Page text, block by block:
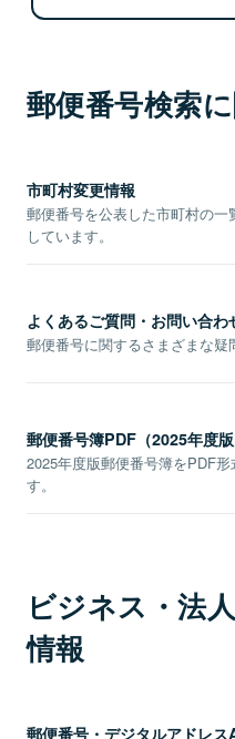
郵便番号検索
市町村変更情報
郵便番号を公表した市町村の
しています。
よくあるご質問・お問い合わ
郵便番号に関するさまざまな疑
郵便番号簿PDF（2025年度版
2025年度版郵便番号簿をPDF
す。
ビジネス・法
情報
郵便番号・デジタルアドレス